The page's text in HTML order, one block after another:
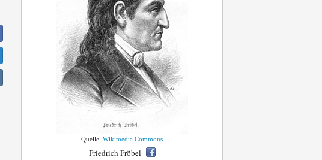
Quelle: Wikimedia Commons
Friedrich Fröbel